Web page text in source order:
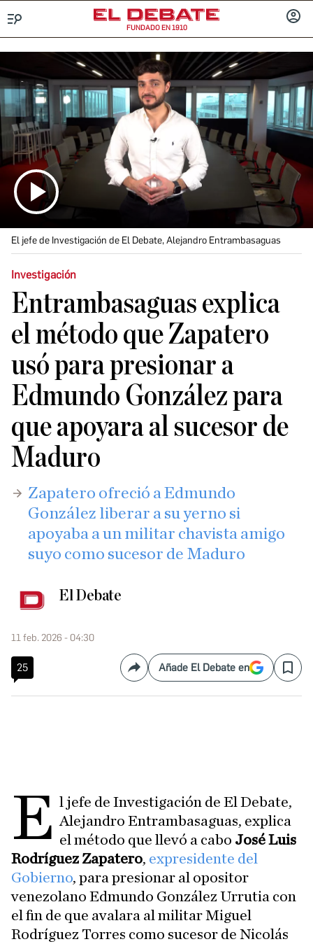
FUNDADO EN 1910
El jefe de Investigación de El Debate, Alejandro Entrambasaguas
Investigación
Entrambasaguas explica
el método que Zapatero
usó para presionar a
Edmundo González para
que apoyara al sucesor de
Maduro
Zapatero ofreció a Edmundo
González liberar a su yerno si
apoyaba a un militar chavista amigo
suyo como sucesor de Maduro
El Debate
11 feb. 2026 - 04:30
25 CompartirAñade El Debate en Save
E l jefe de Investigación de El Debate,
Alejandro Entrambasaguas, explica
el método que llevó a cabo José Luis
Rodríguez Zapatero, expresidente del
Gobierno, para presionar al opositor
venezolano Edmundo González Urrutia con
el fin de que avalara al militar Miguel
Rodríguez Torres como sucesor de Nicolás